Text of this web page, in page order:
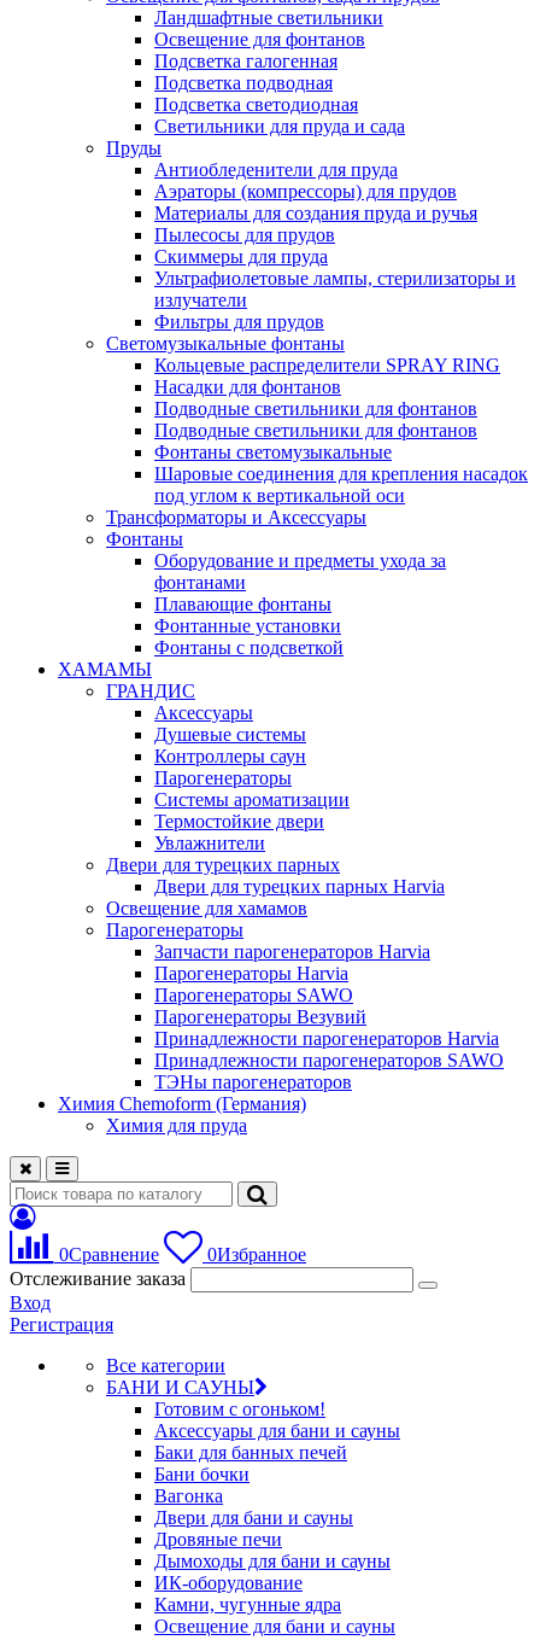
Ландшафтные светильники
Освещение для фонтанов
Подсветка галогенная
Подсветка подводная
Подсветка светодиодная
Светильники для пруда и сада
Пруды
Антиобледенители для пруда
Аэраторы (компрессоры) для прудов
Материалы для создания пруда и ручья
Пылесосы для прудов
Скиммеры для пруда
Ультрафиолетовые лампы, стерилизаторы и
излучатели
Фильтры для прудов
Светомузыкальные фонтаны
Кольцевые распределители SPRAY RING
Насадки для фонтанов
Подводные светильники для фонтанов
Подводные светильники для фонтанов
Фонтаны светомузыкальные
Шаровые соединения для крепления насадок
под углом к вертикальной оси
Трансформаторы и Аксессуары
Фонтаны
Оборудование и предметы ухода за
фонтанами
Плавающие фонтаны
Фонтанные установки
Фонтаны с подсветкой
ХАМАМЫ
ГРАНДИС
Аксессуары
Душевые системы
Контроллеры саун
Парогенераторы
Системы ароматизации
Термостойкие двери
Увлажнители
Двери для турецких парных
Двери для турецких парных Harvia
Освещение для хамамов
Парогенераторы
Запчасти парогенераторов Harvia
Парогенераторы Harvia
Парогенераторы SAWO
Парогенераторы Везувий
Принадлежности парогенераторов Harvia
Принадлежности парогенераторов SAWO
ТЭНы парогенераторов
Химия Chemoform (Германия)
Химия для пруда
0Сравнение 0Избранное
Отслеживание заказа
Вход
Регистрация
Все категории
БАНИ И САУНЫ
Готовим с огоньком!
Аксессуары для бани и сауны
Баки для банных печей
Бани бочки
Вагонка
Двери для бани и сауны
Дровяные печи
Дымоходы для бани и сауны
ИК-оборудование
Камни, чугунные ядра
Освещение для бани и сауны